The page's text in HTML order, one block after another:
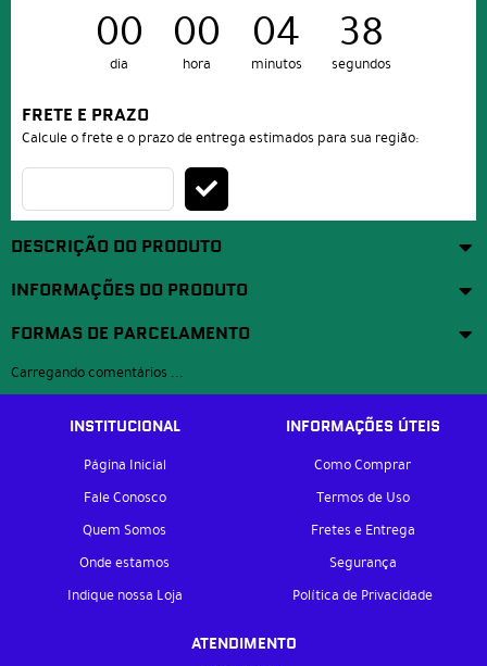
00
dia
00
hora
04
minutos
38
segundos
FRETE E PRAZO
Calcule o frete e o prazo de entrega estimados para sua região:
DESCRIÇÃO DO PRODUTO
INFORMAÇÕES DO PRODUTO
FORMAS DE PARCELAMENTO
Carregando comentários ...
INSTITUCIONAL
Página Inicial
Fale Conosco
Quem Somos
Onde estamos
Indique nossa Loja
INFORMAÇÕES ÚTEIS
Como Comprar
Termos de Uso
Fretes e Entrega
Segurança
Política de Privacidade
ATENDIMENTO